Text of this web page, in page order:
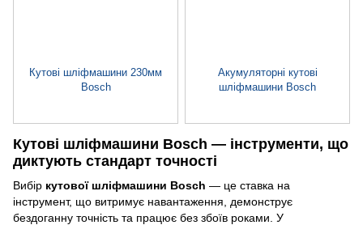
Кутові шліфмашини Bosch — інструменти, що
диктують стандарт точності
Вибір кутової шліфмашини Bosch — це ставка на
інструмент, що витримує навантаження, демонструє
бездоганну точність та працює без збоїв роками. У
Кутові шліфмашини 230мм
Bosch
Акумуляторні кутові
шліфмашини Bosch